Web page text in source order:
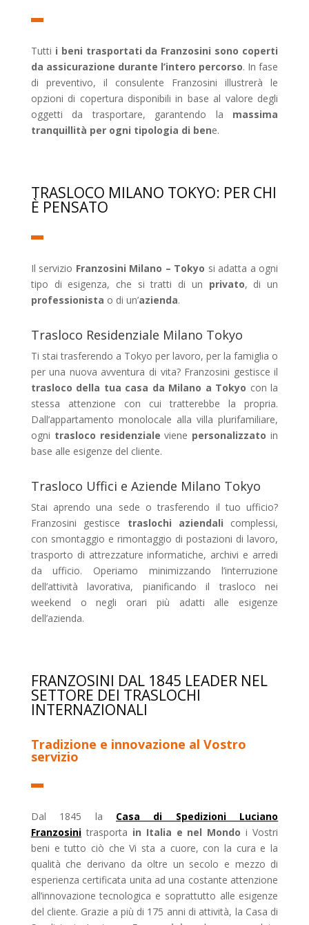
Tutti i beni trasportati da Franzosini sono coperti
da assicurazione durante l’intero percorso. In fase
di preventivo, il consulente Franzosini illustrerà le
opzioni di copertura disponibili in base al valore degli
oggetti da trasportare, garantendo la massima
tranquillità per ogni tipologia di bene.
TRASLOCO MILANO TOKYO: PER CHI
È PENSATO
Il servizio Franzosini Milano – Tokyo si adatta a ogni
tipo di esigenza, che si tratti di un privato, di un
professionista o di un’azienda.
Trasloco Residenziale Milano Tokyo
Ti stai trasferendo a Tokyo per lavoro, per la famiglia o
per una nuova avventura di vita? Franzosini gestisce il
trasloco della tua casa da Milano a Tokyo con la
stessa attenzione con cui tratterebbe la propria.
Dall’appartamento monolocale alla villa plurifamiliare,
ogni trasloco residenziale viene personalizzato in
base alle esigenze del cliente.
Trasloco Uffici e Aziende Milano Tokyo
Stai aprendo una sede o trasferendo il tuo ufficio?
Franzosini gestisce traslochi aziendali complessi,
con smontaggio e rimontaggio di postazioni di lavoro,
trasporto di attrezzature informatiche, archivi e arredi
da ufficio. Operiamo minimizzando l’interruzione
dell’attività lavorativa, pianificando il trasloco nei
weekend o negli orari più adatti alle esigenze
dell’azienda.
FRANZOSINI DAL 1845 LEADER NEL
SETTORE DEI TRASLOCHI
INTERNAZIONALI
Tradizione e innovazione al Vostro
servizio
Dal 1845 la Casa di Spedizioni Luciano
Franzosinitrasporta in Italia e nel Mondo i Vostri
beni e tutto ciò che Vi sta a cuore, con la cura e la
qualità che derivano da oltre un secolo e mezzo di
esperienza certificata unita ad una costante attenzione
all’innovazione tecnologica e soprattutto alle esigenze
del cliente. Grazie a più di 175 anni di attività, la Casa di